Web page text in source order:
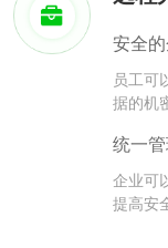
安全
员工可
据的机
统一
企业可
提高安